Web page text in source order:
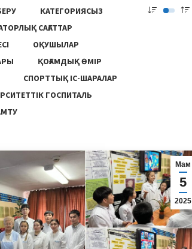
КАТЕГОРИЯСЫЗ
САҒАТТАР
ОҚУШЫЛАР
ҚОҒАМДЫҚ ӨМІР
СПОРТТЫҚ ІС-ШАРАЛАР
ГОСПИТАЛЬ
Мам
5
2025